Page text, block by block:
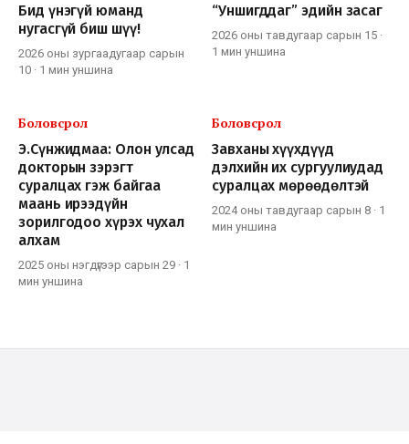
Бид үнэгүй юманд
нугасгүй биш шүү!
2026 оны зургаадугаар сарын
10 · 1 мин уншина
“Уншигддаг” эдийн засаг
2026 оны тавдугаар сарын 15 ·
1 мин уншина
Боловсрол
Э.Сүнжидмаа: Олон улсад
докторын зэрэгт
суралцах гэж байгаа
маань ирээдүйн
зорилгодоо хүрэх чухал
алхам
2025 оны нэгдүгээр сарын 29 · 1
мин уншина
Боловсрол
Завханы хүүхдүүд
дэлхийн их сургуулиудад
суралцах мөрөөдөлтэй
2024 оны тавдугаар сарын 8 · 1
мин уншина